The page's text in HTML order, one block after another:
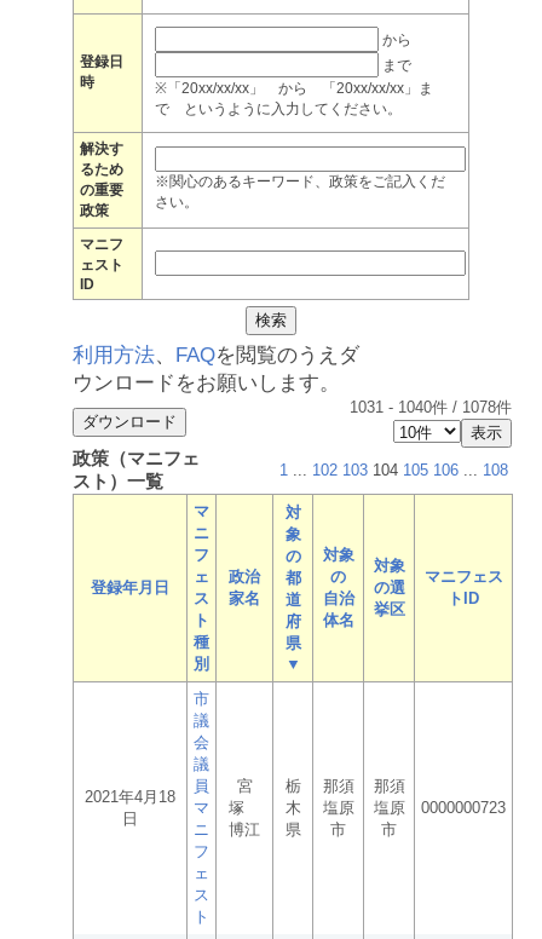
登録日
時
から
まで
※「20xx/xx/xx」 から 「20xx/xx/xx」ま
で というように入力してください。
解決す
るため
の重要
政策
※関心のあるキーワード、政策をご記入くだ
さい。
マニフ
ェスト
ID
利用方法、 FAQを閲覧のうえダ
ウンロードをお願いします。
1031 - 1040件 / 1078件
政策（マニフェ
スト）一覧
1 ... 102 103 104 105 106 ... 108
登録年月日
マ
ニ
フ
ェ
ス
ト
種
別
政治
家名
対
象
の
都
道
府
県
▼
対象
の
自治
体名
対象
の選
挙区
マニフェス
トID
2021年4月18
日
市
議
会
議
員
マ
ニ
フ
ェ
ス
ト
宮
塚
博江
栃
木
県
那須
塩原
市
那須
塩原
市
0000000723